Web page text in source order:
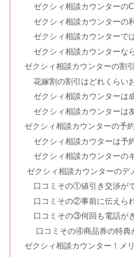
婚活lead
【3万円
カルティ
口コミま
エクセル
指輪＆結
ロイヤル
＆ダイヤ
トレセン
ゼクシィ相談カウンターの
ゼクシィ相談カウンターの
ゼクシィ相談カウンターで
ゼクシィ相談カウンターな
ゼクシィ相談カウンターの割
花嫁割の割引はどれくらい
ゼクシィ相談カウンターは
ゼクシィ相談カウンターは
ゼクシィ相談カウンターの予
ゼクシィ相談カウターは予
ゼクシィ相談カウンターの
ゼクシィ相談カウンターのデ
口コミその①値引き交渉が
口コミその②事前に伝えら
口コミその③何回も電話が
口コミその④商品券の特典
ゼクシィ相談カウンター！メ